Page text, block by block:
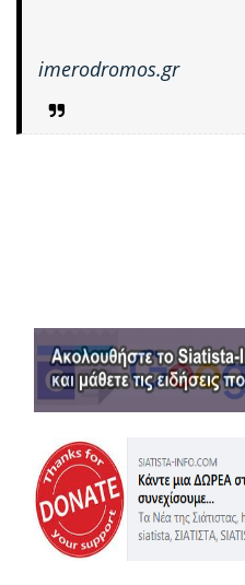
imerodromos.gr